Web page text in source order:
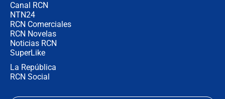
Canal RCN
NTN24
RCN Comerciales
RCN Novelas
Noticias RCN
SuperLike
La República
RCN Social